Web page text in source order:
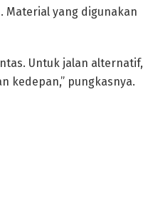
Material yang digunakan
Untuk jalan alternatif,
kedepan,” pungkasnya.